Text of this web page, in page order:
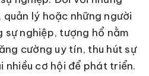
lý hoặc những người
nghiệp, tượng hổ nằm
cường uy tín, thu hút sự
nhiều cơ hội để phát triển.